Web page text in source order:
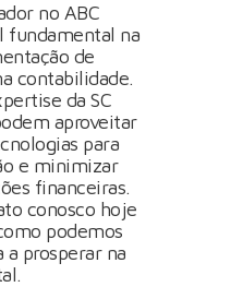
no ABC
fundamental na
de
contabilidade.
da SC
aproveitar
para
e minimizar
financeiras.
conosco hoje
podemos
a prosperar na